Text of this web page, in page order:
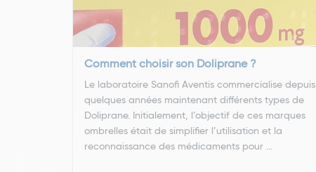
Comment choisir son Doliprane ?
Le laboratoire Sanofi Aventis commercialise depuis
quelques années maintenant différents types de
Doliprane. Initialement, l’objectif de ces marques
ombrelles était de simplifier l’utilisation et la
reconnaissance des médicaments pour ...